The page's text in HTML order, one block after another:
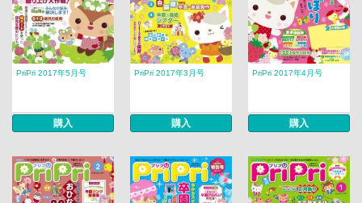
PriPri 2017年5月号
購入
PriPri 2017年3月号
購入
PriPri 2017年4月号
購入